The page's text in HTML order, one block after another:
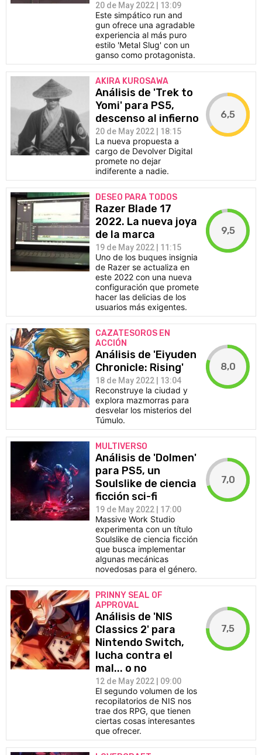
20 de May 2022 | 13:09
Este simpático run and
gun ofrece una agradable
experiencia al más puro
estilo 'Metal Slug' con un
ganso como protagonista.
AKIRA KUROSAWA
Análisis de 'Trek to
Yomi' para PS5,
descenso al infierno
20 de May 2022 | 18:15
La nueva propuesta a
cargo de Devolver Digital
promete no dejar
indiferente a nadie.
6,5
DESEO PARA TODOS
Razer Blade 17
2022. La nueva joya
de la marca
19 de May 2022 | 11:15
Uno de los buques insignia
de Razer se actualiza en
este 2022 con una nueva
configuración que promete
hacer las delicias de los
usuarios más exigentes.
9,5
CAZATESOROS EN
ACCIÓN
Análisis de 'Eiyuden
Chronicle: Rising'
18 de May 2022 | 13:04
Reconstruye la ciudad y
explora mazmorras para
desvelar los misterios del
Túmulo.
8,0
MULTIVERSO
Análisis de 'Dolmen'
para PS5, un
Soulslike de ciencia
ficción sci-fi
19 de May 2022 | 17:00
Massive Work Studio
experimenta con un título
Soulslike de ciencia ficción
que busca implementar
algunas mecánicas
novedosas para el género.
7,0
PRINNY SEAL OF
APPROVAL
Análisis de 'NIS
Classics 2' para
Nintendo Switch,
lucha contra el
mal... o no
12 de May 2022 | 09:00
El segundo volumen de los
recopilatorios de NIS nos
trae dos RPG, que tienen
ciertas cosas interesantes
que ofrecer.
7,5